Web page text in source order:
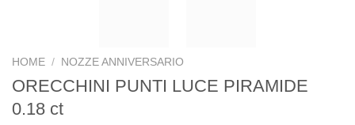
HOME / NOZZE ANNIVERSARIO
ORECCHINI PUNTI LUCE PIRAMIDE
0.18 ct